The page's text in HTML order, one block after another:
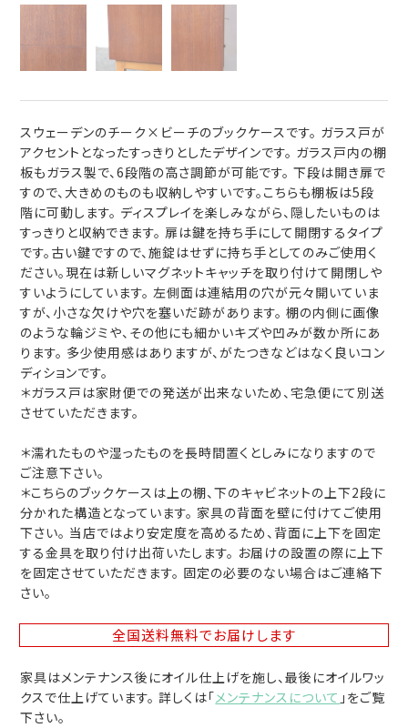
スウェーデンのチーク×ビーチのブックケースです。 ガラス戸が
アクセントとなったすっきりとしたデザインです。 ガラス戸内の棚
板もガラス製で、6段階の高さ調節が可能です。 下段は開き扉で
すので、大きめのものも収納しやすいです。こちらも棚板は5段
階に可動します。 ディスプレイを楽しみながら、隠したいものは
すっきりと収納できます。 扉は鍵を持ち手にして開閉するタイプ
です。古い鍵ですので、施錠はせずに持ち手としてのみご使用く
ださい。現在は新しいマグネットキャッチを取り付けて開閉しや
すいようにしています。 左側面は連結用の穴が元々開いていま
すが、小さな欠けや穴を塞いだ跡があります。 棚の内側に画像
のような輪ジミや、その他にも細かいキズや凹みが数か所にあ
ります。 多少使用感はありますが、がたつきなどはなく良いコン
ディションです。
＊ガラス戸は家財便での発送が出来ないため、宅急便にて別送
させていただきます。
＊濡れたものや湿ったものを長時間置くとしみになりますので
ご注意下さい。
＊こちらのブックケースは上の棚、下のキャビネットの上下2段に
分かれた構造となっています。 家具の背面を壁に付けてご使用
下さい。 当店ではより安定度を高めるため、背面に上下を固定
する金具を取り付け出荷いたします。 お届けの設置の際に上下
を固定させていただきます。 固定の必要のない場合はご連絡下
さい。
全国送料無料でお届けします
家具はメンテナンス後にオイル仕上げを施し、最後にオイルワッ
クスで仕上げています。 詳しくは「メンテナンスについて 」をご覧
下さい。